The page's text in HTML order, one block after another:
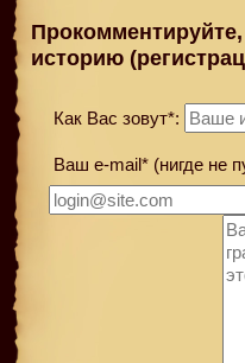
историю
Как Вас зовут*:
Ваш e-mail* (нигде не